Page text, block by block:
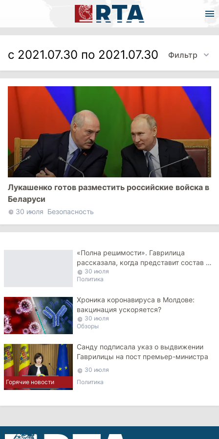
с 2021.07.30 по 2021.07.30 Фильтр
Лукашенко готов разместить российские войска в
Беларуси
30 июля Безопасность
«Полна решимости». Гаврилица
рассказала, когда представит состав и
программу правительства
30 июля
Политика
Хроника коронавируса в Молдове:
вакцинация ускоряется?
30 июля
Обзоры
Горячие новости
Санду подписала указ о выдвижении
Гаврилицы на пост премьер-министра
30 июля
Политика